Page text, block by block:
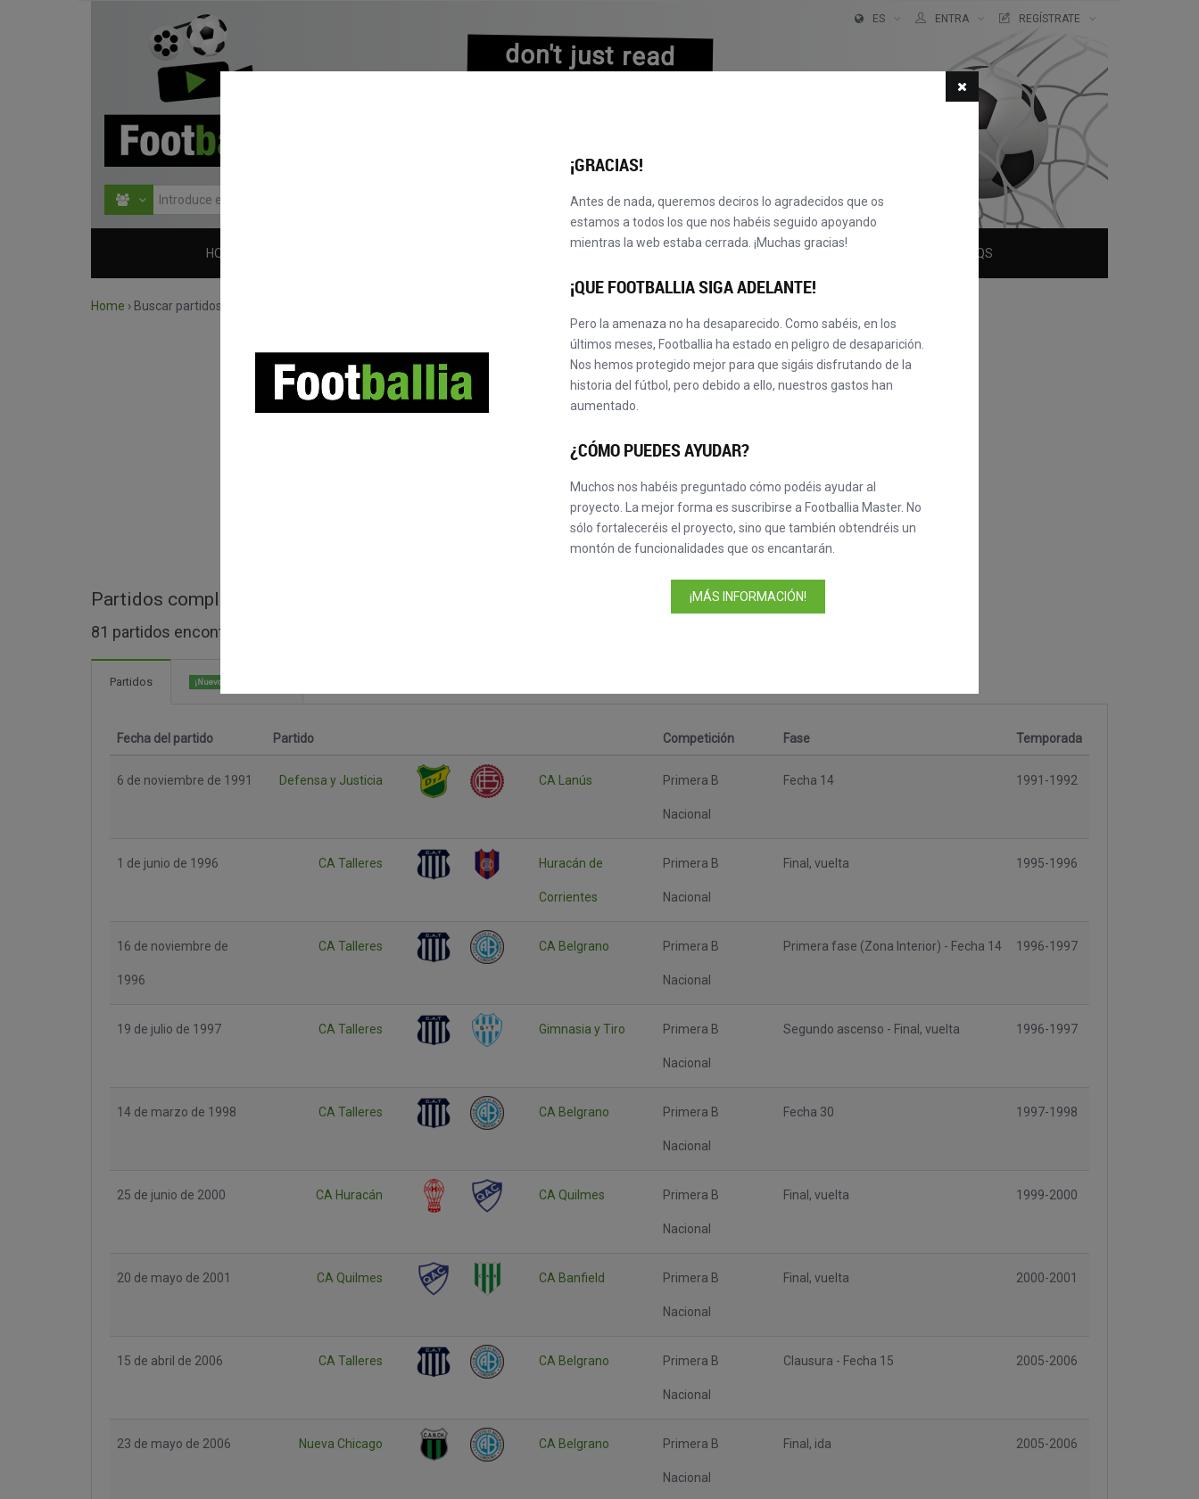
don't just read
ES ENTRA REGÍSTRATE
HOME ¡OBTÉN TU MASTER! FAQS
Home › Buscar partidos por competición
Partidos completos de Primera B Nacional
81 partidos encontrados
Partidos ¡Nuevo!
Fecha del partido Partido Competición Fase Temporada
6 de noviembre de 1991 Defensa y Justicia CA Lanús Primera B
Nacional
Fecha 14 1991-1992
1 de junio de 1996 CA Talleres Huracán de
Corrientes
Primera B
Nacional
Final, vuelta 1995-1996
16 de noviembre de
1996
CA Talleres CA Belgrano Primera B
Nacional
Primera fase (Zona Interior) - Fecha 14 1996-1997
19 de julio de 1997 CA Talleres Gimnasia y Tiro Primera B
Nacional
Segundo ascenso - Final, vuelta 1996-1997
14 de marzo de 1998 CA Talleres CA Belgrano Primera B
Nacional
Fecha 30 1997-1998
25 de junio de 2000 CA Huracán CA Quilmes Primera B
Nacional
Final, vuelta 1999-2000
20 de mayo de 2001 CA Quilmes CA Banfield Primera B
Nacional
Final, vuelta 2000-2001
15 de abril de 2006 CA Talleres CA Belgrano Primera B
Nacional
Clausura - Fecha 15 2005-2006
23 de mayo de 2006 Nueva Chicago CA Belgrano Primera B
Nacional
Final, ida 2005-2006
¡GRACIAS!
Antes de nada, queremos deciros lo agradecidos que os
estamos a todos los que nos habéis seguido apoyando
mientras la web estaba cerrada. ¡Muchas gracias!
¡QUE FOOTBALLIA SIGA ADELANTE!
Pero la amenaza no ha desaparecido. Como sabéis, en los
últimos meses, Footballia ha estado en peligro de desaparición.
Nos hemos protegido mejor para que sigáis disfrutando de la
historia del fútbol, pero debido a ello, nuestros gastos han
aumentado.
¿CÓMO PUEDES AYUDAR?
Muchos nos habéis preguntado cómo podéis ayudar al
proyecto. La mejor forma es suscribirse a Footballia Master. No
sólo fortaleceréis el proyecto, sino que también obtendréis un
montón de funcionalidades que os encantarán.
¡MÁS INFORMACIÓN!